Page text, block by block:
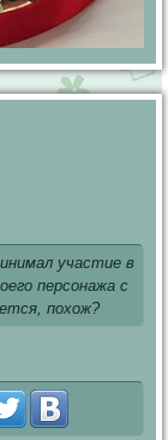
участие в
персонажа с
похож?